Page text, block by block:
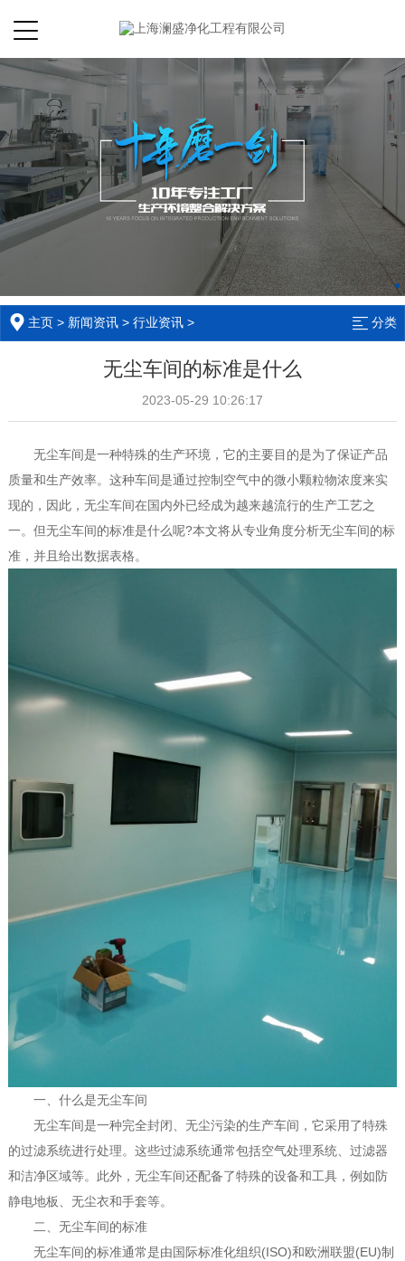
主页 > 新闻资讯 >行业资讯 > 分类
无尘车间的标准是什么
2023-05-29 10:26:17
无尘车间是一种特殊的生产环境，它的主要目的是为了保证产品
质量和生产效率。这种车间是通过控制空气中的微小颗粒物浓度来实
现的，因此，无尘车间在国内外已经成为越来越流行的生产工艺之
一。但无尘车间的标准是什么呢?本文将从专业角度分析无尘车间的标
准，并且给出数据表格。
一、什么是无尘车间
无尘车间是一种完全封闭、无尘污染的生产车间，它采用了特殊
的过滤系统进行处理。这些过滤系统通常包括空气处理系统、过滤器
和洁净区域等。此外，无尘车间还配备了特殊的设备和工具，例如防
静电地板、无尘衣和手套等。
二、无尘车间的标准
无尘车间的标准通常是由国际标准化组织(ISO)和欧洲联盟(EU)制